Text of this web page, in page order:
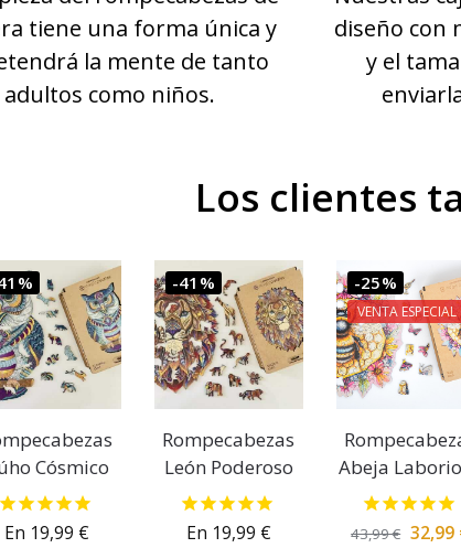
tiene una forma única y
la mente de tanto
adultos como niños.
diseño con
y el
Los clientes
Cósmico
En 19,99 €
-41%
Rompecabezas
León Poderoso
En 19,99 €
-25%
VENTA ESPECIAL
Abeja
43,99€ 32,99